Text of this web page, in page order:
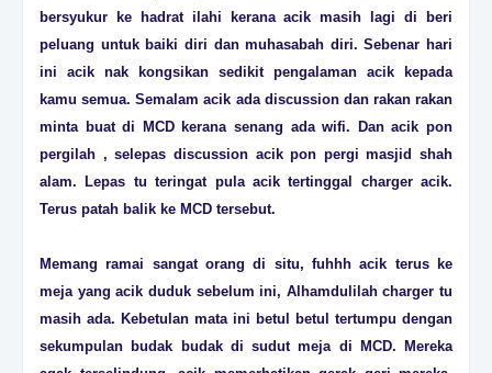
bersyukur ke hadrat ilahi kerana acik masih lagi di beri
peluang untuk baiki diri dan muhasabah diri. Sebenar hari
ini acik nak kongsikan sedikit pengalaman acik kepada
kamu semua. Semalam acik ada discussion dan rakan rakan
minta buat di MCD kerana senang ada wifi. Dan acik pon
pergilah , selepas discussion acik pon pergi masjid shah
alam. Lepas tu teringat pula acik tertinggal charger acik.
Terus patah balik ke MCD tersebut.
Memang ramai sangat orang di situ, fuhhh acik terus ke
meja yang acik duduk sebelum ini, Alhamdulilah charger tu
masih ada. Kebetulan mata ini betul betul tertumpu dengan
sekumpulan budak budak di sudut meja di MCD. Mereka